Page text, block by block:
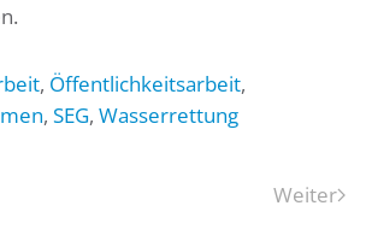
, Öffentlichkeitsarbeit,
, SEG, Wasserrettung
Weiter